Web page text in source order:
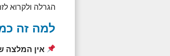
הגרלה ולקרוא
למה זה
אין המלצה